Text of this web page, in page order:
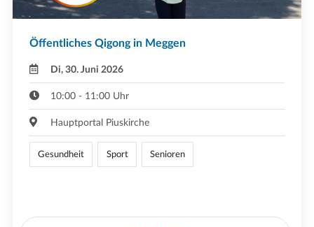
Öffentliches Qigong in Meggen
Di, 30. Juni 2026
10:00 - 11:00 Uhr
Hauptportal Piuskirche
Gesundheit Sport Senioren